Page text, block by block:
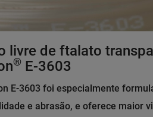
livre de ftalato
® E-3603
E-3603 foi especialmente
e abrasão, e oferece maior